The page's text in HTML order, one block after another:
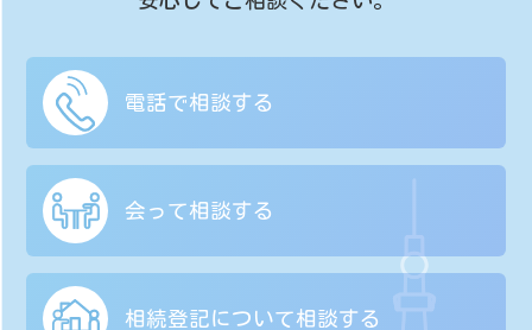
電話で相談する
会って相談する
相続登記について相談する